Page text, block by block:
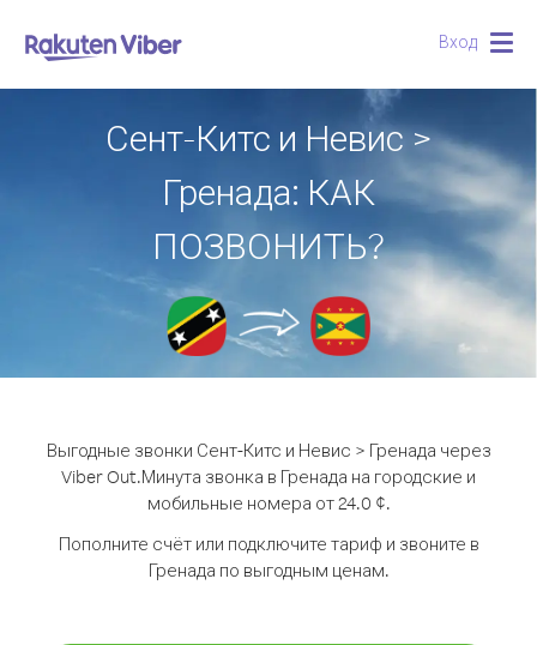
Вход
Сент-Китс и Невис >
Гренада: КАК
ПОЗВОНИТЬ?
Выгодные звонки Сент-Китс и Невис > Гренада через
Viber Out.Минута звонка в Гренада на городские и
мобильные номера от 24.0 ¢.
Пополните счёт или подключите тариф и звоните в
Гренада по выгодным ценам.